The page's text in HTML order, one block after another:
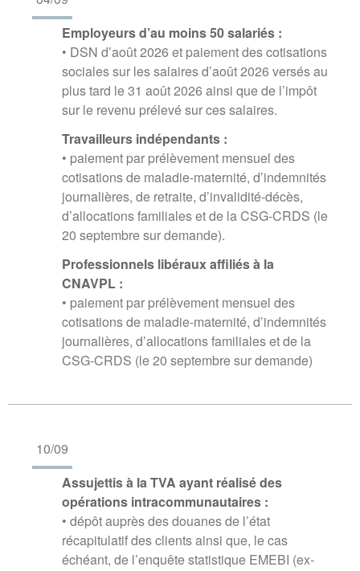
Employeurs d’au moins 50 salariés :
• DSN d’août 2026 et paiement des cotisations
sociales sur les salaires d’août 2026 versés au
plus tard le 31 août 2026 ainsi que de l’impôt
sur le revenu prélevé sur ces salaires.
Travailleurs indépendants :
• paiement par prélèvement mensuel des
cotisations de maladie-maternité, d’indemnités
journalières, de retraite, d’invalidité-décès,
d’allocations familiales et de la CSG-CRDS (le
20 septembre sur demande).
Professionnels libéraux affiliés à la
CNAVPL :
• paiement par prélèvement mensuel des
cotisations de maladie-maternité, d’indemnités
journalières, d’allocations familiales et de la
CSG-CRDS (le 20 septembre sur demande)
10/09
Assujettis à la TVA ayant réalisé des
opérations intracommunautaires :
• dépôt auprès des douanes de l’état
récapitulatif des clients ainsi que, le cas
échéant, de l’enquête statistique EMEBI (ex-